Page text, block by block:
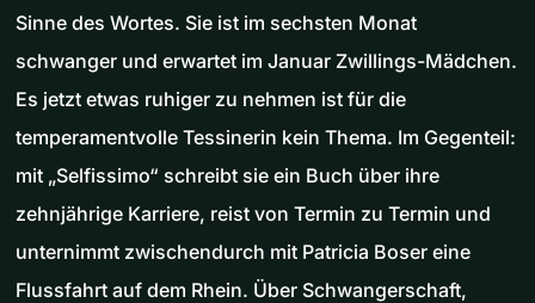
Sinne des Wortes. Sie ist im sechsten Monat
schwanger und erwartet im Januar Zwillings-Mädchen.
Es jetzt etwas ruhiger zu nehmen ist für die
temperamentvolle Tessinerin kein Thema. Im Gegenteil:
mit „Selfissimo“ schreibt sie ein Buch über ihre
zehnjährige Karriere, reist von Termin zu Termin und
unternimmt zwischendurch mit Patricia Boser eine
Flussfahrt auf dem Rhein. Über Schwangerschaft,